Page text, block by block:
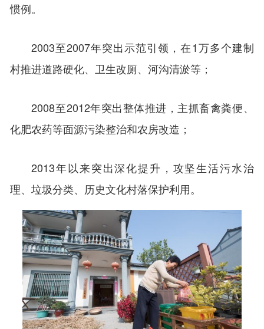
惯例。
2003至2007年突出示范引领，在1万多个建制
村推进道路硬化、卫生改厕、河沟清淤等；
2008至2012年突出整体推进，主抓畜禽粪便、
化肥农药等面源污染整治和农房改造；
2013年以来突出深化提升，攻坚生活污水治
理、垃圾分类、历史文化村落保护利用。